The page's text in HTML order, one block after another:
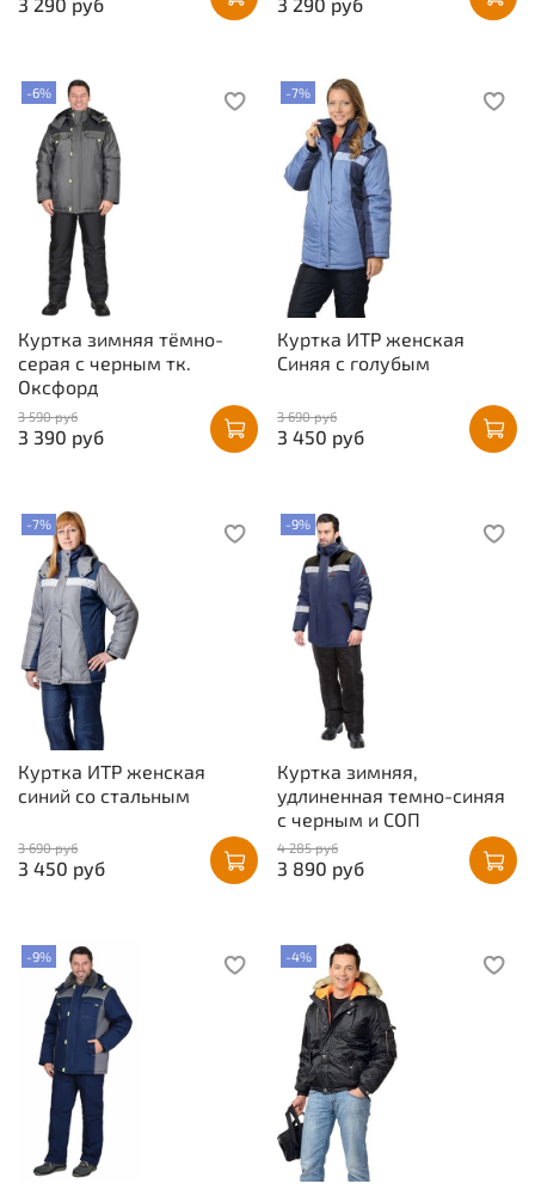
-6%
Куртка зимняя тёмно-
серая с черным тк.
Оксфорд
3 590 руб
3 390 руб
-7%
Куртка ИТР женская
Синяя с голубым
3 690 руб
3 450 руб
-7%
Куртка ИТР женская
синий со стальным
3 690 руб
3 450 руб
-9%
Куртка зимняя,
удлиненная темно-синяя
с черным и СОП
4 285 руб
3 890 руб
-9% -4%